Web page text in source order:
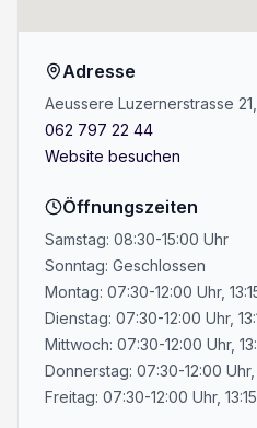
Adresse
Aeussere Luzernerstrasse
062 797 22 44
Website besuchen
Öffnungszeiten
Samstag: 08:30-15:00 Uhr
Sonntag: Geschlossen
Montag: 07:30-12:00 Uhr,
Dienstag: 07:30-12:00 Uhr,
Mittwoch: 07:30-12:00 Uhr,
Donnerstag: 07:30-12:00 Uhr,
Freitag: 07:30-12:00 Uhr,